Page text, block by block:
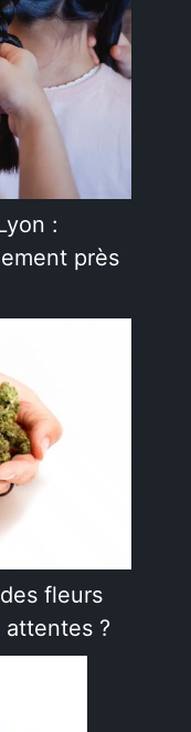
:
près
fleurs
attentes ?